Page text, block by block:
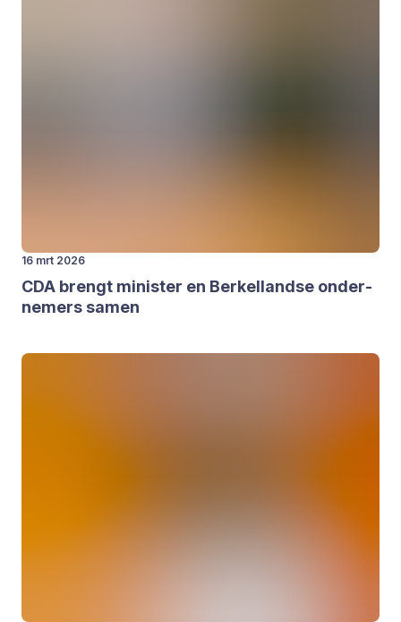
16 mrt 2026
CDA brengt minis­ter en Ber­kel­land­se onder­
ne­mers samen